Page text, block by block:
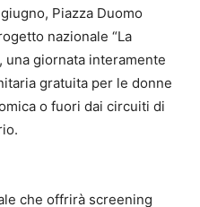
Piazza Duomo
nazionale “La
una giornata interamente
gratuita per le donne
o fuori dai circuiti di
che offrirà screening